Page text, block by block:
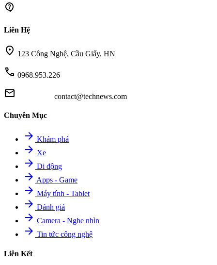
contact_support
Liên Hệ
location_on 123 Công Nghệ, Cầu Giấy, HN
call 0968.953.226
mail contact@technews.com
Chuyên Mục
arrow_forward Khám phá
arrow_forward Xe
arrow_forward Di động
arrow_forward Apps - Game
arrow_forward Máy tính - Tablet
arrow_forward Đánh giá
arrow_forward Camera - Nghe nhìn
arrow_forward Tin tức công nghệ
Liên Kết